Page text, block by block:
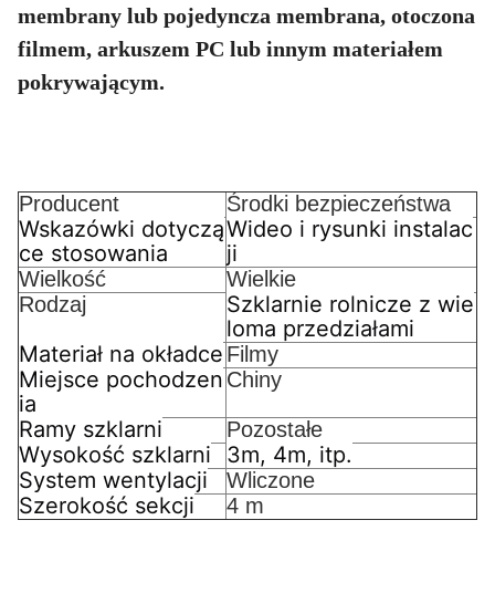
membrany lub pojedyncza membrana, otoczona
filmem, arkuszem PC lub innym materiałem
pokrywającym.
Producent Środki bezpieczeństwa
Wskazówki dotyczą
ce stosowania
Wideo i rysunki instalac
ji
Wielkość
Wielkie
Rodzaj
Szklarnie rolnicze z wie
loma przedziałami
Materiał na okładce Filmy
Miejsce pochodzen
ia
Chiny
Ramy szklarni Pozostałe
Wysokość szklarni
3m, 4m, itp.
System wentylacji
Wliczone
Szerokość sekcji 4 m